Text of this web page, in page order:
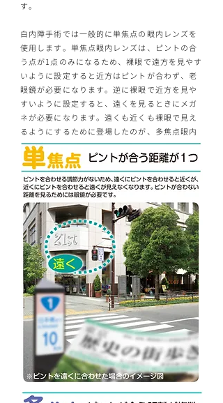
す。
白内障手術では一般的に単焦点の眼内レンズを
使用します。単焦点眼内レンズは、ピントの合
う点が1点のみになるため、裸眼で遠方を見やす
いように設定すると近方はピントが合わず、老
眼鏡が必要になります。逆に裸眼で近方を見や
すいように設定すると、遠くを見るときにメガ
ネが必要になります。遠くも近くも裸眼で見え
るようにするために登場したのが、多焦点眼内
レンズです。